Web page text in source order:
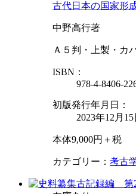
古代日本の国家形
中野高行著
Ａ５判・上製・カ
ISBN：
978-4-8406-
初版発行年月日：
2023年12月15
本体9,000円＋税
カテゴリー： 考古